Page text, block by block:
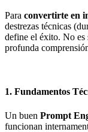
Para convertirte en
destrezas técnicas
define el éxito. No es
profunda
1. Fundamentos
Un buen Prompt
funcionan